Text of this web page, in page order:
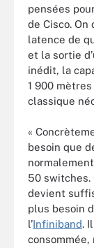
pensées
de Cisco.
latence de
et la sortie
inédit, la
1 900
classique
«
besoin que
50 switches.
devient
plus besoin
l’Infiniband.
consommée,